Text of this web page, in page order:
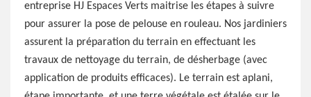
entreprise HJ Espaces Verts maitrise les étapes à suivre
pour assurer la pose de pelouse en rouleau. Nos jardiniers
assurent la préparation du terrain en effectuant les
travaux de nettoyage du terrain, de désherbage (avec
application de produits efficaces). Le terrain est aplani,